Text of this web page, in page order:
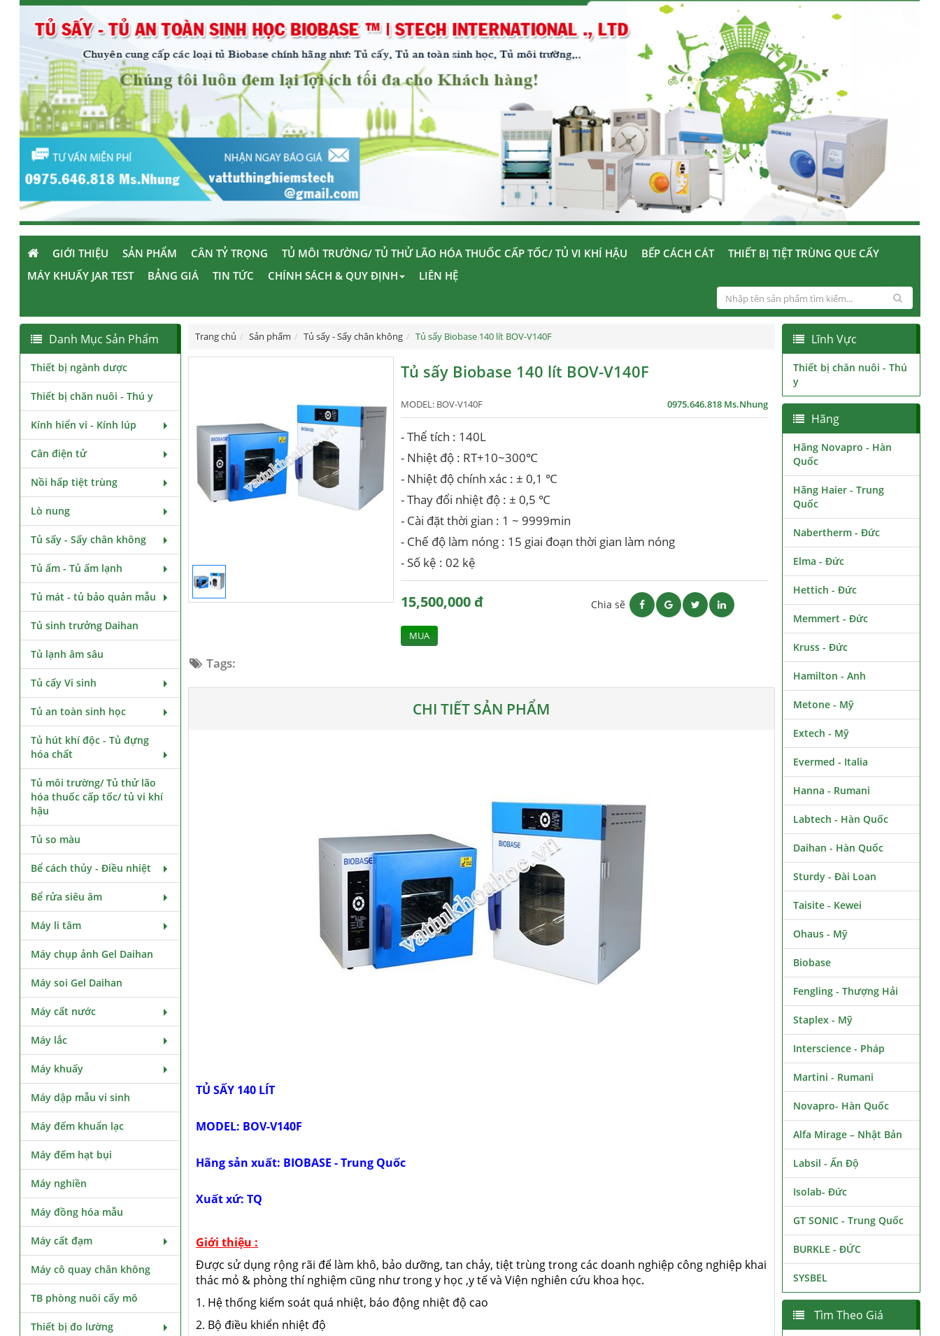
GIỚI THIỆU SẢN PHẨM CÂN TỶ TRỌNG TỦ MÔI TRƯỜNG/ TỦ THỬ LÃO HÓA THUỐC CẤP TỐC/ TỦ VI KHÍ HẬU BẾP CÁCH CÁT
THIẾT BỊ TIỆT TRÙNG QUE CẤY
MÁY KHUẤY JAR TEST
BẢNG GIÁ TIN TỨC CHÍNH SÁCH & QUY ĐỊNH LIÊN HỆ
Trang chủ Sản phẩm Tủ sấy - Sấy chân không Tủ sấy Biobase 140 lít BOV-V140F
Tủ sấy Biobase 140 lít BOV-V140F
MODEL: BOV-V140F 0975.646.818 Ms.Nhung
- Thể tích : 140L
- Nhiệt độ : RT+10~300℃
- Nhiệt độ chính xác : ± 0,1 ℃
- Thay đổi nhiệt độ : ± 0,5 ℃
- Cài đặt thời gian : 1 ~ 9999min
- Chế độ làm nóng : 15 giai đoạn thời gian làm nóng
- Số kệ : 02 kệ
15,500,000 đ
MUA
Chia sẽ
Tags:
CHI TIẾT SẢN PHẨM
TỦ SẤY 140 LÍT
MODEL: BOV-V140F
Hãng sản xuất: BIOBASE - Trung Quốc
Xuất xứ: TQ
Giới thiệu :
Được sử dụng rộng rãi để làm khô, bảo dưỡng, tan chảy, tiệt trùng trong các doanh nghiệp công nghiệp khai
thác mỏ & phòng thí nghiệm cũng như trong y học ,y tế và Viện nghiên cứu khoa học.
1. Hệ thống kiểm soát quá nhiệt, báo động nhiệt độ cao
2. Bộ điều khiển nhiệt độ
Danh Mục Sản Phẩm
Thiết bị ngành dược
Thiết bị chăn nuôi - Thú y
Kính hiển vi - Kính lúp
Cân điện tử
Nồi hấp tiệt trùng
Lò nung
Tủ sấy - Sấy chân không
Tủ ấm - Tủ ấm lạnh
Tủ mát - tủ bảo quản mẫu
Tủ sinh trưởng Daihan
Tủ lạnh âm sâu
Tủ cấy Vi sinh
Tủ an toàn sinh học
Tủ hút khí độc - Tủ đựng
hóa chất
Tủ môi trường/ Tủ thử lão
hóa thuốc cấp tốc/ tủ vi khí
hậu
Tủ so màu
Bể cách thủy - Điều nhiệt
Bể rửa siêu âm
Máy li tâm
Máy chụp ảnh Gel Daihan
Máy soi Gel Daihan
Máy cất nước
Máy lắc
Máy khuấy
Máy dập mẫu vi sinh
Máy đếm khuẩn lạc
Máy đếm hạt bụi
Máy nghiền
Máy đồng hóa mẫu
Máy cất đạm
Máy cô quay chân không
TB phòng nuôi cấy mô
Thiết bị đo lường
Lĩnh Vực
Thiết bị chăn nuôi - Thú
y
Hãng
Hãng Novapro - Hàn
Quốc
Hãng Haier - Trung
Quốc
Nabertherm - Đức
Elma - Đức
Hettich - Đức
Memmert - Đức
Kruss - Đức
Hamilton - Anh
Metone - Mỹ
Extech - Mỹ
Evermed - Italia
Hanna - Rumani
Labtech - Hàn Quốc
Daihan - Hàn Quốc
Sturdy - Đài Loan
Taisite - Kewei
Ohaus - Mỹ
Biobase
Fengling - Thượng Hải
Staplex - Mỹ
Interscience - Pháp
Martini - Rumani
Novapro- Hàn Quốc
Alfa Mirage – Nhật Bản
Labsil - Ấn Độ
Isolab- Đức
GT SONIC - Trung Quốc
BURKLE - ĐỨC
SYSBEL
Tìm Theo Giá